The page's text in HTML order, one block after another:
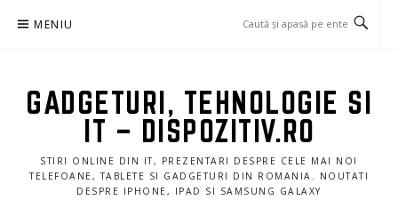
MENIU
GADGETURI, TEHNOLOGIE SI
IT – DISPOZITIV.RO
STIRI ONLINE DIN IT, PREZENTARI DESPRE CELE MAI NOI
TELEFOANE, TABLETE SI GADGETURI DIN ROMANIA. NOUTATI
DESPRE IPHONE, IPAD SI SAMSUNG GALAXY